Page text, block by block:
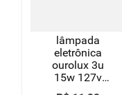
lâmpada
eletrônica
ourolux 3u
15w 127v
unidade